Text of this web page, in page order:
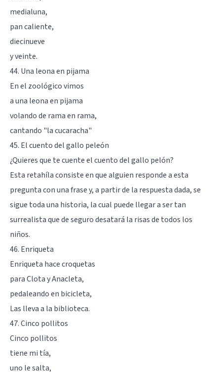
medialuna,
pan caliente,
diecinueve
y veinte.
44. Una leona en pijama
En el zoológico vimos
a una leona en pijama
volando de rama en rama,
cantando "la cucaracha"
45. El cuento del gallo peleón
¿Quieres que te cuente el cuento del gallo pelón?
Esta retahíla consiste en que alguien responde a esta
pregunta con una frase y, a partir de la respuesta dada, se
sigue toda una historia, la cual puede llegar a ser tan
surrealista que de seguro desatará la risas de todos los
niños.
46. Enriqueta
Enriqueta hace croquetas
para Clota y Anacleta,
pedaleando en bicicleta,
Las lleva a la biblioteca.
47. Cinco pollitos
Cinco pollitos
tiene mi tía,
uno le salta,